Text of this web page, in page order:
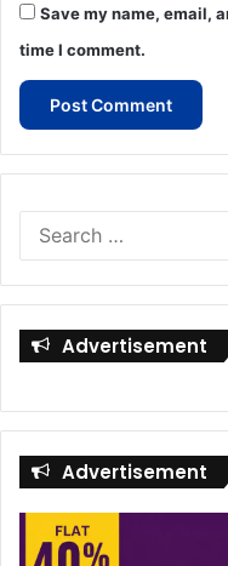
Save my name, email,
time I comment.
Advertisement
Advertisement